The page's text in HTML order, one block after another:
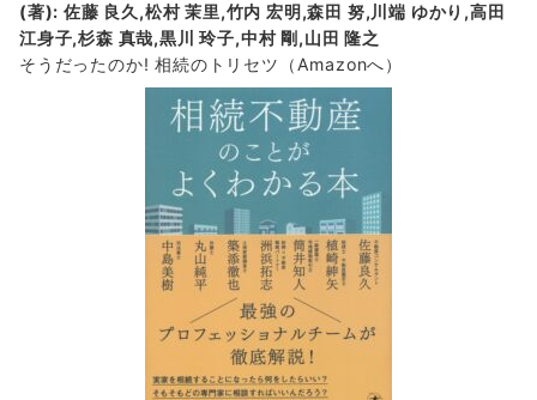
(著): 佐藤 良久,松村 茉里,竹内 宏明,森田 努,川端 ゆかり,高田
江身子,杉森 真哉,黒川 玲子,中村 剛,山田 隆之
そうだったのか! 相続のトリセツ
（Amazonへ）